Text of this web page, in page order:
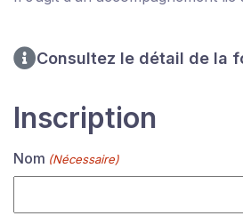
Consultez le détail de la
Inscription
Nom (Nécessaire)